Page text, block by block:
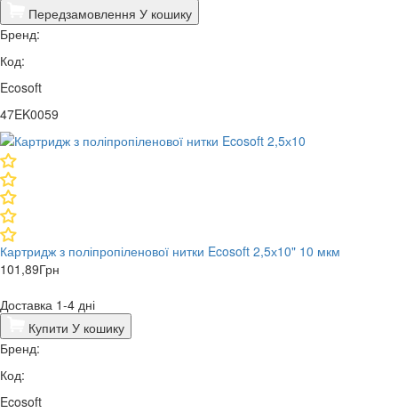
Передзамовлення У кошику
Бренд:
Код:
Ecosoft
47EK0059
Картридж з поліпропіленової нитки Ecosoft 2,5х10" 10 мкм
101,89Грн
Доставка 1-4 дні
Купити У кошику
Бренд:
Код:
Ecosoft